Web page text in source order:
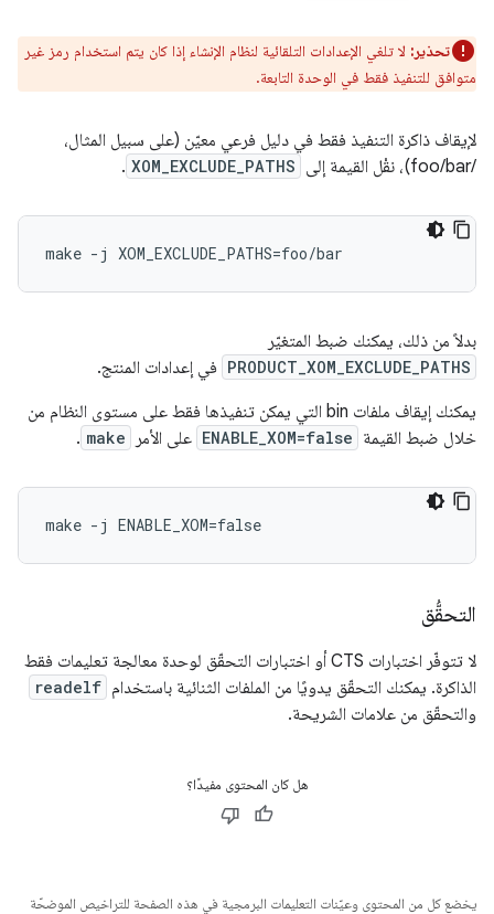
تحذير: لا تلغي الإعدادات التلقائية لنظام الإنشاء إذا كان يتم استخدام رمز غير
متوافق للتنفيذ فقط في الوحدة التابعة.
لإيقاف ذاكرة التنفيذ فقط في دليل فرعي معيّن (على سبيل المثال،
foo/bar/‎)، نقْل القيمة إلى
XOM_EXCLUDE_PATHS
.
make -j XOM_EXCLUDE_PATHS=foo/bar
بدلاً من ذلك، يمكنك ضبط المتغيّر
PRODUCT_XOM_EXCLUDE_PATHS في إعدادات المنتج.
يمكنك إيقاف ملفات bin التي يمكن تنفيذها فقط على مستوى النظام من
خلال ضبط القيمة ENABLE_XOM=false على الأمر make
.
make -j ENABLE_XOM=false
التحقُّق
لا تتوفّر اختبارات CTS أو اختبارات التحقّق لوحدة معالجة تعليمات فقط
الذاكرة. يمكنك التحقّق يدويًا من الملفات الثنائية باستخدام readelf
والتحقّق من علامات الشريحة.
هل كان المحتوى مفيدًا؟
يخضع كل من المحتوى وعيّنات التعليمات البرمجية في هذه الصفحة للتراخيص الموضحّة